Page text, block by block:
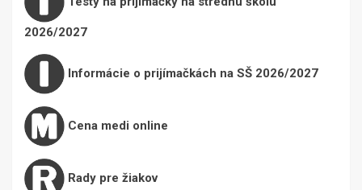
2026/2027
Informácie o prijímačkách na SŠ 2026/2027
Cena medi online
Rady pre žiakov